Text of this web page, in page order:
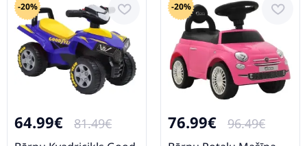
-20%
64.99€ 81.49€
-20%
76.99€ 96.49€